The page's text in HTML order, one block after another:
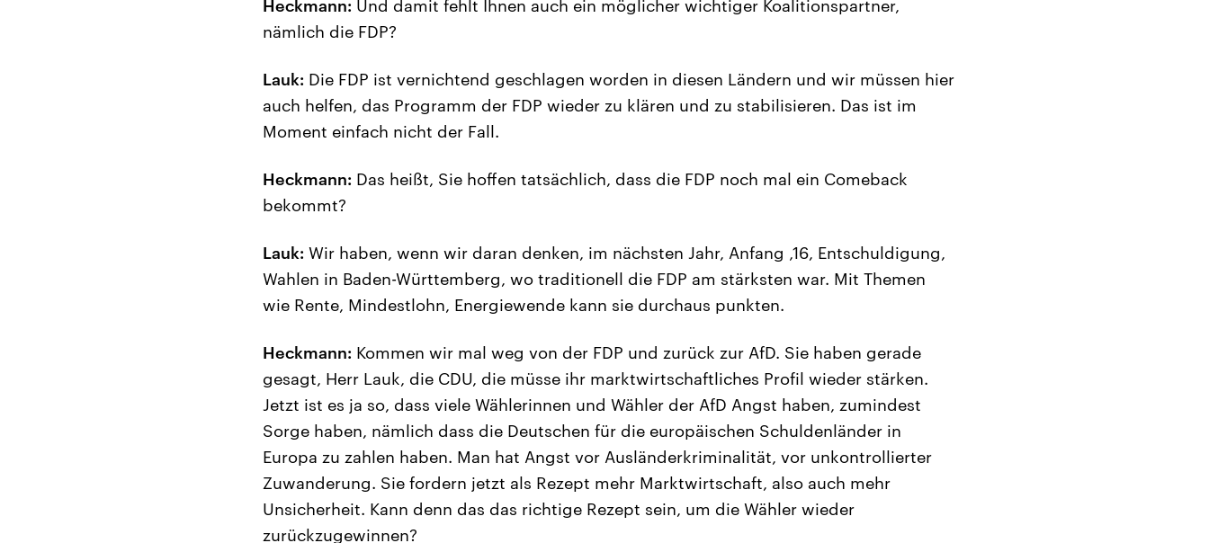
Heckmann: Und damit fehlt Ihnen auch ein möglicher wichtiger Koalitionspartner,
nämlich die FDP?
Lauk: Die FDP ist vernichtend geschlagen worden in diesen Ländern und wir müssen hier
auch helfen, das Programm der FDP wieder zu klären und zu stabilisieren. Das ist im
Moment einfach nicht der Fall.
Heckmann: Das heißt, Sie hoffen tatsächlich, dass die FDP noch mal ein Comeback
bekommt?
Lauk: Wir haben, wenn wir daran denken, im nächsten Jahr, Anfang ‚16, Entschuldigung,
Wahlen in Baden-Württemberg, wo traditionell die FDP am stärksten war. Mit Themen
wie Rente, Mindestlohn, Energiewende kann sie durchaus punkten.
Heckmann: Kommen wir mal weg von der FDP und zurück zur AfD. Sie haben gerade
gesagt, Herr Lauk, die CDU, die müsse ihr marktwirtschaftliches Profil wieder stärken.
Jetzt ist es ja so, dass viele Wählerinnen und Wähler der AfD Angst haben, zumindest
Sorge haben, nämlich dass die Deutschen für die europäischen Schuldenländer in
Europa zu zahlen haben. Man hat Angst vor Ausländerkriminalität, vor unkontrollierter
Zuwanderung. Sie fordern jetzt als Rezept mehr Marktwirtschaft, also auch mehr
Unsicherheit. Kann denn das das richtige Rezept sein, um die Wähler wieder
zurückzugewinnen?